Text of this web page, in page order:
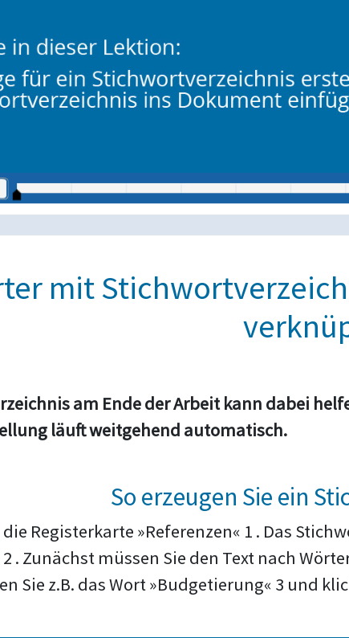
mit
am Ende der Arbeit kann dabei
läuft weitgehend automatisch.
So erzeugen Sie ein
die Registerkarte »Referenzen« 1 . Das
2 . Zunächst müssen Sie den Text nach
Sie z.B. das Wort »Budgetierung« 3 und